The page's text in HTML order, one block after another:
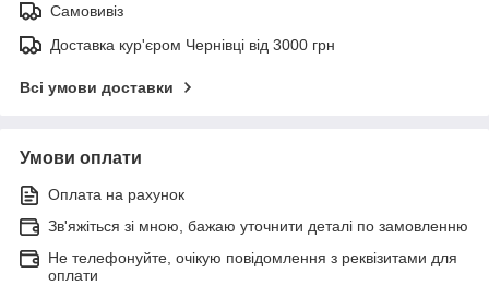
Самовивіз
Доставка кур'єром Чернівці від 3000 грн
Всі умови доставки
Умови оплати
Оплата на рахунок
Зв'яжіться зі мною, бажаю уточнити деталі по замовленню
Не телефонуйте, очікую повідомлення з реквізитами для
оплати